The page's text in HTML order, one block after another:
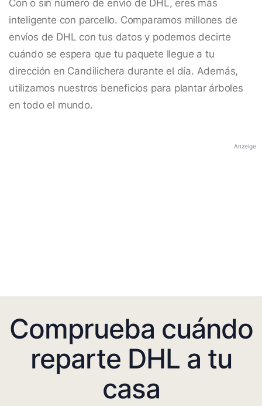
Con o sin número de envío de DHL, eres más
inteligente con parcello. Comparamos millones de
envíos de DHL con tus datos y podemos decirte
cuándo se espera que tu paquete llegue a tu
dirección en Candilichera durante el día. Además,
utilizamos nuestros beneficios para plantar árboles
en todo el mundo.
Anzeige
Comprueba cuándo
reparte DHL a tu
casa